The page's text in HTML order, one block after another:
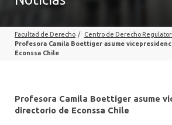
PROFESORES
INTERNACIONAL
Facultad de Derecho / Centro de Derecho
Profesora Camila Boettiger asume
Econssa Chile
Profesora Camila Boettiger asume
directorio de Econssa Chile